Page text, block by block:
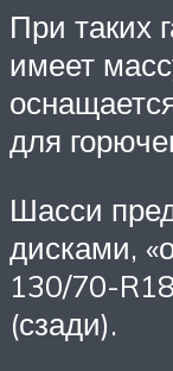
При таких
имеет
для
Шасси
дисками,
130/70-
(сзади).